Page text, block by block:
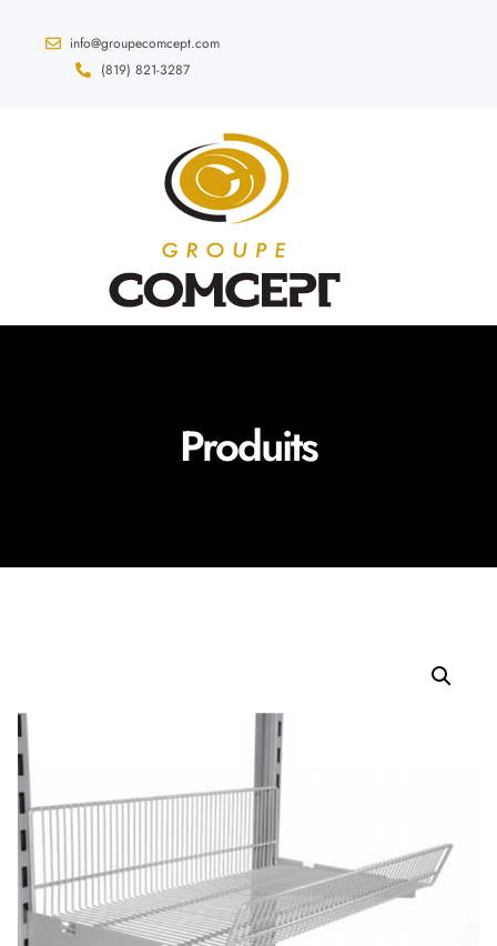
info@groupecomcept.com
(819) 821-3287
Produits